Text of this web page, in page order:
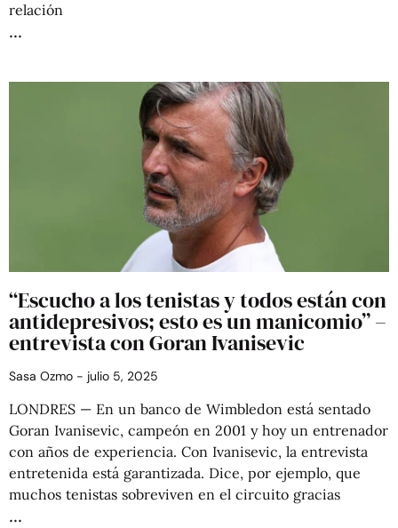
relación
“Escucho a los tenistas y todos están con
antidepresivos; esto es un manicomio” –
entrevista con Goran Ivanisevic
Sasa Ozmo julio 5, 2025
LONDRES — En un banco de Wimbledon está sentado
Goran Ivanisevic, campeón en 2001 y hoy un entrenador
con años de experiencia. Con Ivanisevic, la entrevista
entretenida está garantizada. Dice, por ejemplo, que
muchos tenistas sobreviven en el circuito gracias